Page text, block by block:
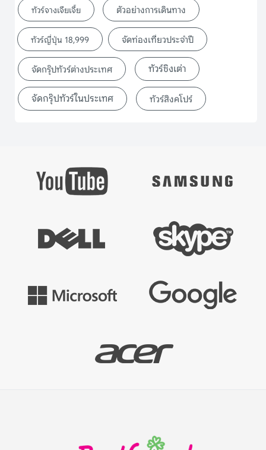
ทัวร์จางเจียเจี้ย ตัวอย่างการเดินทาง
ทัวร์ญี่ปุ่น 18,999 จัดท่องเที่ยวประจำปี
จัดกรุ๊ปทัวร์ต่างประเทศ ทัวร์ชิงเต่า
จัดกรุ๊ปทัวร์ในประเทศ ทัวร์สิงคโปร์